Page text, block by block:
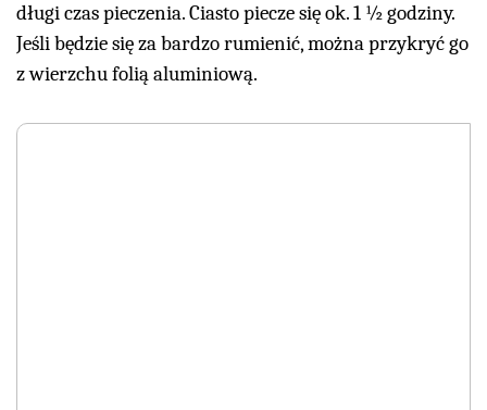
długi czas pieczenia. Ciasto piecze się ok. 1 ½ godziny.
Jeśli będzie się za bardzo rumienić, można przykryć go
z wierzchu folią aluminiową.